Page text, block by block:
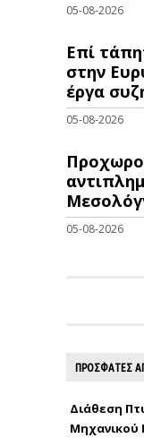
05-08-2026
Επί
στην
έργα
05-08-2026
05-08-2026
ΠΡΟΣΦΑΤΕΣ
Διάθεση
Μηχανικού